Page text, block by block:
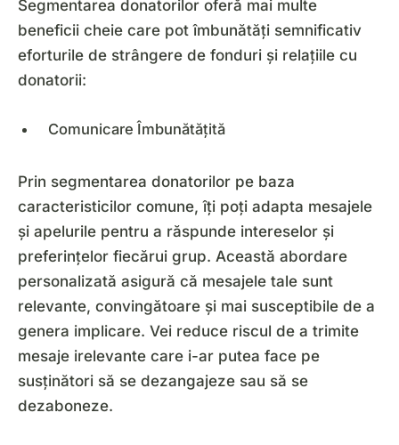
Segmentarea donatorilor oferă mai multe
beneficii cheie care pot îmbunătăți semnificativ
eforturile de strângere de fonduri și relațiile cu
donatorii:
Comunicare Îmbunătățită
Prin segmentarea donatorilor pe baza
caracteristicilor comune, îți poți adapta mesajele
și apelurile pentru a răspunde intereselor și
preferințelor fiecărui grup. Această abordare
personalizată asigură că mesajele tale sunt
relevante, convingătoare și mai susceptibile de a
genera implicare. Vei reduce riscul de a trimite
mesaje irelevante care i-ar putea face pe
susținători să se dezangajeze sau să se
dezaboneze.